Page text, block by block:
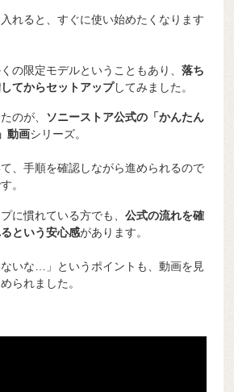
れると、すぐに使い始めたくなります
の限定モデルということもあり、落ち
てからセットアップしてみました。
のが、 ソニーストア公式の「かんたん
動画シリーズ。
、手順を確認しながら進められるので
。
に慣れている方でも、公式の流れを確
という安心感があります。
ないな…」というポイントも、動画を見
られました。